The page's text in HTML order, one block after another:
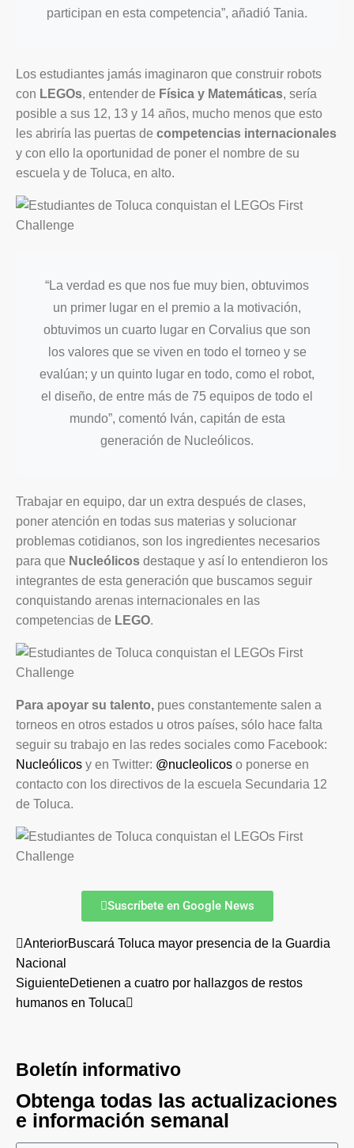
participan en esta competencia”, añadió Tania.
Los estudiantes jamás imaginaron que construir robots
con LEGOs, entender de Física y Matemáticas, sería
posible a sus 12, 13 y 14 años, mucho menos que esto
les abriría las puertas de competencias internacionales
y con ello la oportunidad de poner el nombre de su
escuela y de Toluca, en alto.
“La verdad es que nos fue muy bien, obtuvimos
un primer lugar en el premio a la motivación,
obtuvimos un cuarto lugar en Corvalius que son
los valores que se viven en todo el torneo y se
evalúan; y un quinto lugar en todo, como el robot,
el diseño, de entre más de 75 equipos de todo el
mundo”, comentó Iván, capitán de esta
generación de Nucleólicos.
Trabajar en equipo, dar un extra después de clases,
poner atención en todas sus materias y solucionar
problemas cotidianos, son los ingredientes necesarios
para que Nucleólicos destaque y así lo entendieron los
integrantes de esta generación que buscamos seguir
conquistando arenas internacionales en las
competencias de LEGO.
Para apoyar su talento, pues constantemente salen a
torneos en otros estados u otros países, sólo hace falta
seguir su trabajo en las redes sociales como Facebook:
Nucleólicos y en Twitter: @nucleolicos o ponerse en
contacto con los directivos de la escuela Secundaria 12
de Toluca.
Suscríbete en Google News
AnteriorBuscará Toluca mayor presencia de la Guardia
Nacional
SiguienteDetienen a cuatro por hallazgos de restos
humanos en Toluca
Boletín informativo
Obtenga todas las actualizaciones
e información semanal